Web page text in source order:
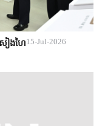
ៀងហៃ15-Jul-2026